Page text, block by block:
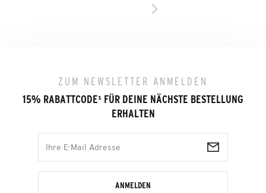
ZUM NEWSLETTER ANMELDEN
15% RABATTCODE¹ FÜR DEINE NÄCHSTE BESTELLUNG
ERHALTEN
ANMELDEN